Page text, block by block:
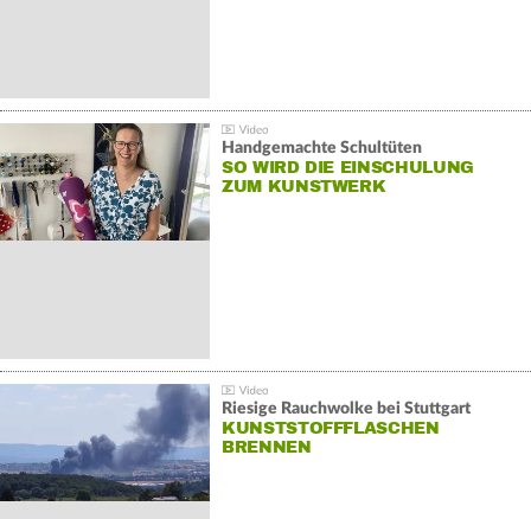
Handgemachte Schultüten
SO WIRD DIE EINSCHULUNG
ZUM KUNSTWERK
Riesige Rauchwolke bei Stuttgart
KUNSTSTOFFFLASCHEN
BRENNEN